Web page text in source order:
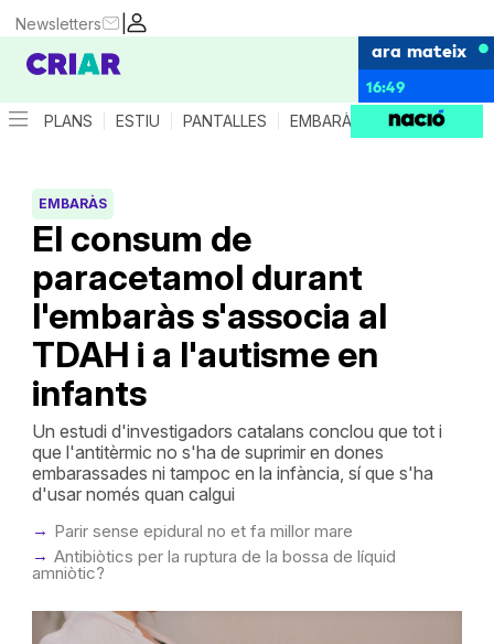
|
Newsletters
ara mateix
16:49
PLANS ESTIU PANTALLES EMBARÀS CRIANÇA
El consum de
paracetamol durant
l'embaràs s'associa al
TDAH i a l'autisme en
infants
EMBARÀS
Un estudi d'investigadors catalans conclou que tot i
que l'antitèrmic no s'ha de suprimir en dones
embarassades ni tampoc en la infància, sí que s'ha
d'usar només quan calgui
Parir sense epidural no et fa millor mare
Antibiòtics per la ruptura de la bossa de líquid
amniòtic?